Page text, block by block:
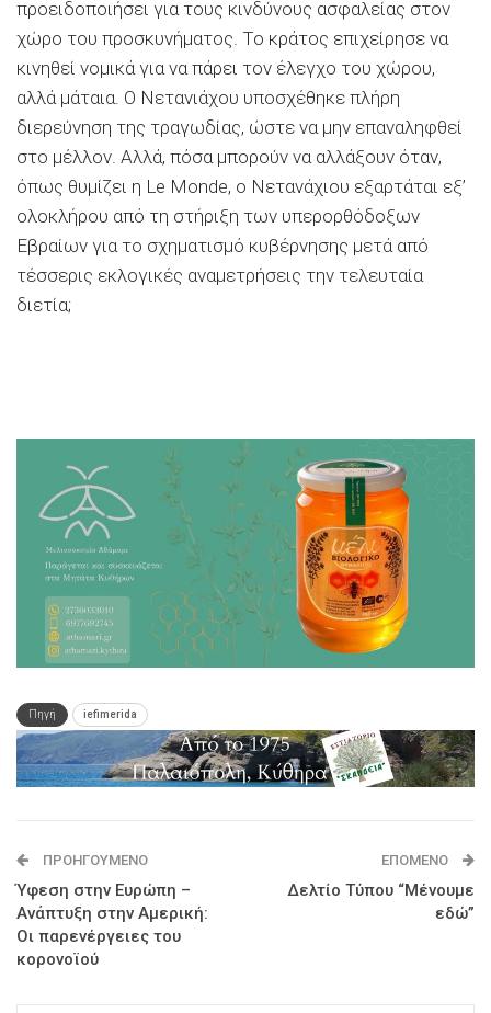
προειδοποιήσει για τους κινδύνους ασφαλείας στον
χώρο του προσκυνήματος. Το κράτος επιχείρησε να
κινηθεί νομικά για να πάρει τον έλεγχο του χώρου,
αλλά μάταια. Ο Νετανιάχου υποσχέθηκε πλήρη
διερεύνηση της τραγωδίας, ώστε να μην επαναληφθεί
στο μέλλον. Αλλά, πόσα μπορούν να αλλάξουν όταν,
όπως θυμίζει η Le Monde, ο Νετανάχιου εξαρτάται εξ’
ολοκλήρου από τη στήριξη των υπερορθόδοξων
Εβραίων για το σχηματισμό κυβέρνησης μετά από
τέσσερις εκλογικές αναμετρήσεις την τελευταία
διετία;
Πηγή iefimerida
ΠΡΟΗΓΟΎΜΕΝΟ
Ύφεση στην Ευρώπη –
Ανάπτυξη στην Αμερική:
Οι παρενέργειες του
κορονοϊού
ΕΠΌΜΕΝΟ
Δελτίο Τύπου “Μένουμε
εδώ”